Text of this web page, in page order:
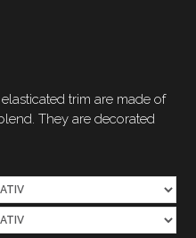
trim are made of
They are decorated